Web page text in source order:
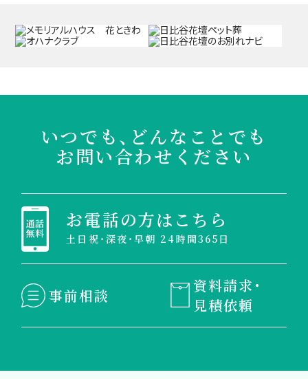
いつでも、どんなことでも
お問い合わせください
お電話の方はこちら
土日祝・深夜・早朝 24時間365日
事前相談
資料請求・
見積依頼